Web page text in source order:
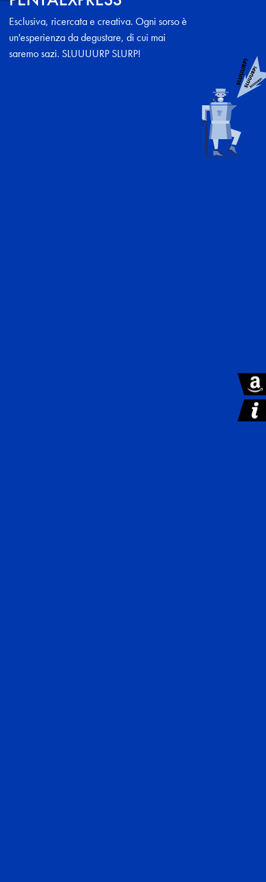
Esclusiva, ricercata e creativa. Ogni sorso è
un'esperienza da degustare, di cui mai
saremo sazi. SLUUUURP SLURP!